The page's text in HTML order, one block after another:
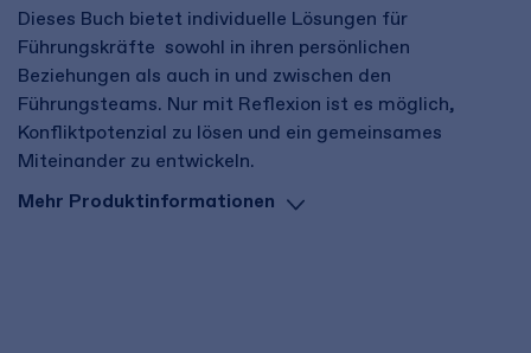
Dieses Buch bietet individuelle Lösungen für
Führungskräfte  sowohl in ihren persönlichen
Beziehungen als auch in und zwischen den
Führungsteams. Nur mit Reflexion ist es möglich,
Konfliktpotenzial zu lösen und ein gemeinsames
Miteinander zu entwickeln.
Mehr Produktinformationen